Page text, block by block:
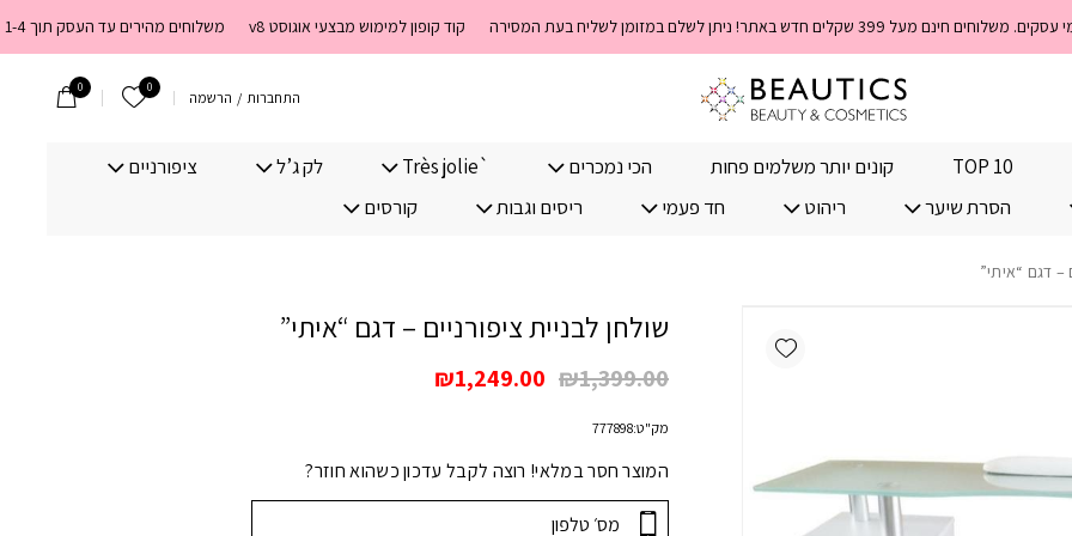
קוד קופון למימוש מבצעי אוגוסט v8 משלוחים מהירים עד העסק תוך 1-4 ימי עסקים. משלוחים חינם מעל 399 שקלים חדש באתר! ניתן לשלם במזומן לשליח בעת המסירה
התחברות / הרשמה 0 הרשימה שלי
0
TOP 10 קונים יותר משלמים פחות הכי נמכרים `Très jolie לק ג’ל
ציפורניים
הסרת שיער ריהוט חד פעמי ריסים וגבות קורסים
– דגם “איתי”
שולחן לבניית ציפורניים – דגם “איתי”
₪1,399.00
המחיר
₪1,399.00.
₪1,249.00
המחיר
₪1,249.00.
מק"ט:777898
המוצר חסר במלאי! רוצה לקבל עדכון כשהוא חוזר?
Add wishlist